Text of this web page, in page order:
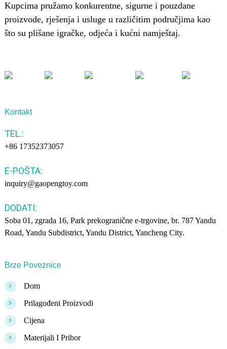
Kupcima pružamo konkurentne, sigurne i pouzdane
proizvode, rješenja i usluge u različitim područjima kao
što su plišane igračke, odjeća i kućni namještaj.
Kontakt
TEL.:
+86 17352373057
E-POŠTA:
inquiry@gaopengtoy.com
DODATI:
Soba 01, zgrada 16, Park prekogranične e-trgovine, br. 787 Yandu
Road, Yandu Subdistrict, Yandu District, Yancheng City.
Brze Poveznice
> Dom
> Prilagođeni Proizvodi
> Cijena
> Materijali I Pribor